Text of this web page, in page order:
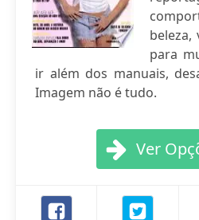
beleza,
para
ir além dos manuais,
Imagem não é tudo.
Ver